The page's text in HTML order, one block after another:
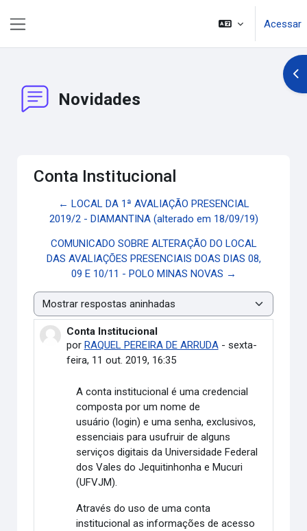
Acessar
Novidades
Conta Institucional
← LOCAL DA 1ª AVALIAÇÃO PRESENCIAL
2019/2 - DIAMANTINA (alterado em 18/09/19)
COMUNICADO SOBRE ALTERAÇÃO DO LOCAL
DAS AVALIAÇÕES PRESENCIAIS DOAS DIAS 08,
09 E 10/11 - POLO MINAS NOVAS →
Modo de visualização
Conta Institucional
por RAQUEL PEREIRA DE ARRUDA- sexta-
feira, 11 out. 2019, 16:35
Número de respostas: 0
A conta institucional é uma credencial
composta por um nome de
usuário (login) e uma senha, exclusivos,
essenciais para usufruir de alguns
serviços digitais da Universidade Federal
dos Vales do Jequitinhonha e Mucuri
(UFVJM).
Através do uso de uma conta
institucional as informações de acesso